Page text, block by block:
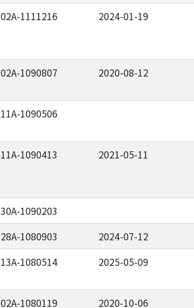
02A-1111216
2024-01-19
02A-1090807
2020-08-12
11A-1090506
11A-1090413 2021-05-11
30A-1090203
28A-1080903
2024-07-12
13A-1080514
2025-05-09
02A-1080119
2020-10-06